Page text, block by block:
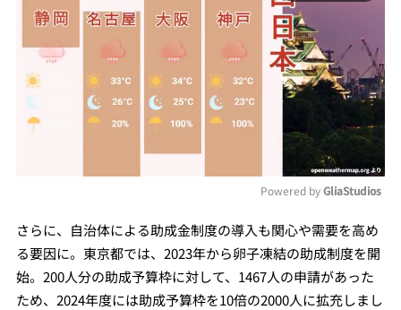
Mute
Powered by GliaStudios
さらに、自治体による助成金制度の導入も関心や需要を高め
る要因に。東京都では、2023年から卵子凍結の助成制度を開
始。200人分の助成予算枠に対して、 1467人の申請があった
ため、2024年度には助成予算枠を10倍の2000人に拡充しまし